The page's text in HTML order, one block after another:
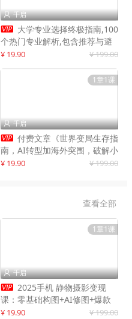
 千启
 大学专业选择终极指南,100
个热门专业解析,包含推荐与避
雷实用建议
¥ 19.90 ¥ 199.00
1章1课
 千启
 付费文章《世界变局生存指
南，AI转型加海外突围，破解小
城市生存陷阱》
¥ 19.90 ¥ 199.00
查看全部
1章1课
 千启
 2025手机 静物摄影变现
课：零基础构图+AI修图+爆款
创作
¥ 19.90 ¥ 199.00